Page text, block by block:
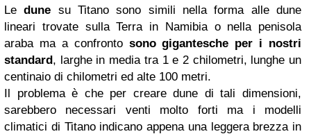
Ledune su Titano sono simili nella forma alle dune
lineari trovate sulla Terra in Namibia o nella penisola
araba ma a confrontosono gigantesche per i nostri
standard, larghe in media tra 1 e 2 chilometri, lunghe un
centinaio di chilometri ed alte 100 metri.
Il problema è che per creare dune di tali dimensioni,
sarebbero necessari venti molto forti ma i modelli
climatici di Titano indicano appena una leggera brezza in